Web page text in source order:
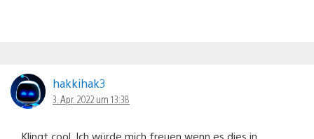
hakkihak3
3. Apr. 2022 um 13:38
Klingt cool. Ich würde mich freuen wenn es dies in